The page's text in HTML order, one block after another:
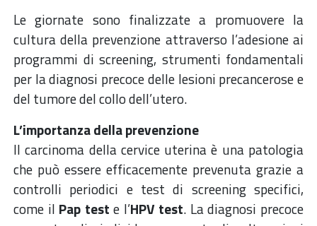
Le giornate sono finalizzate a promuovere la
cultura della prevenzione attraverso l’adesione ai
programmi di screening, strumenti fondamentali
per la diagnosi precoce delle lesioni precancerose e
del tumore del collo dell’utero.
L’importanza della prevenzione
Il carcinoma della cervice uterina è una patologia
che può essere efficacemente prevenuta grazie a
controlli periodici e test di screening specifici,
come il Pap test e l’HPV test. La diagnosi precoce